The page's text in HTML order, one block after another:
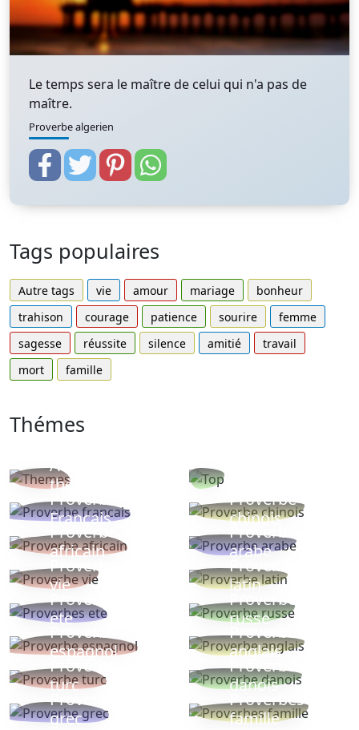
Le temps sera le maître de celui qui n'a pas de
maître.
Proverbe algerien
Tags populaires
Autre tags vie amour mariage
bonheur
trahison
courage patience sourire
femme
sagesse
réussite silence amitié
travail
mort
famille
Thémes
Autres
thèmes
Proverbe
Français
Proverbe
chinois
Proverbe
africain
Proverbe
arabe
Proverbe
vie
Proverbe
latin
Proverbes
ete
Proverbe
russe
Proverbe
espagnol
Proverbe
anglais
Proverbe
turc
Proverbe
danois
Proverbe
grec
Proverbes
famille